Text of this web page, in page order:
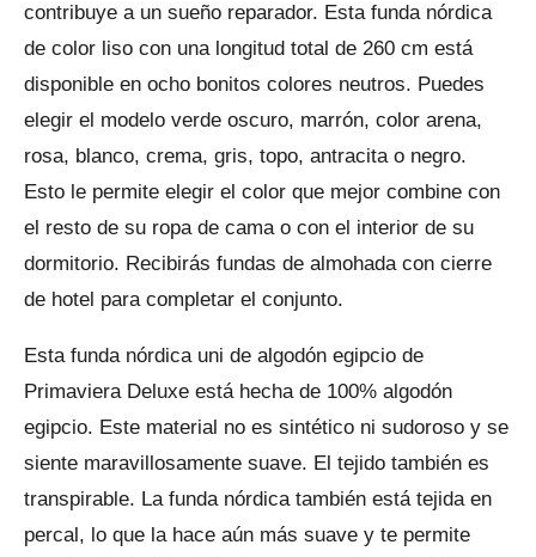
contribuye a un sueño reparador. Esta funda nórdica
de color liso con una longitud total de 260 cm está
disponible en ocho bonitos colores neutros. Puedes
elegir el modelo verde oscuro, marrón, color arena,
rosa, blanco, crema, gris, topo, antracita o negro.
Esto le permite elegir el color que mejor combine con
el resto de su ropa de cama o con el interior de su
dormitorio. Recibirás fundas de almohada con cierre
de hotel para completar el conjunto.
Esta funda nórdica uni de algodón egipcio de
Primaviera Deluxe está hecha de 100% algodón
egipcio. Este material no es sintético ni sudoroso y se
siente maravillosamente suave. El tejido también es
transpirable. La funda nórdica también está tejida en
percal, lo que la hace aún más suave y te permite